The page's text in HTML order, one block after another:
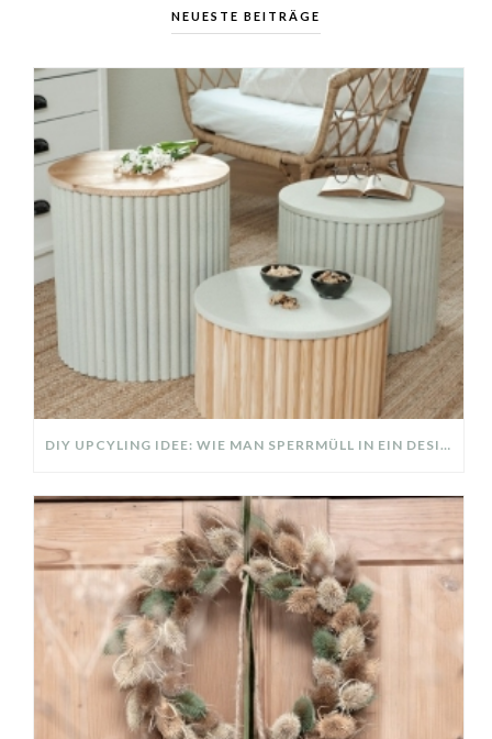
NEUESTE BEITRÄGE
DIY UPCYLING IDEE: WIE MAN SPERRMÜLL IN EIN DESIGNER TEIL VERWANDELT